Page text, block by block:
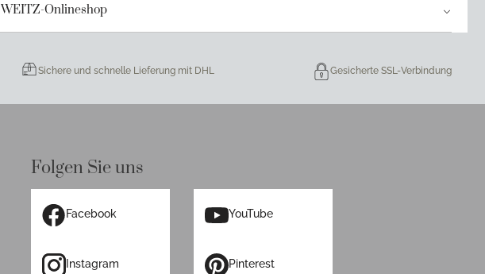
WEITZ-Onlineshop
Sichere und schnelle Lieferung mit DHL Gesicherte SSL-Verbindung
Folgen Sie uns
Facebook YouTube
Instagram Pinterest